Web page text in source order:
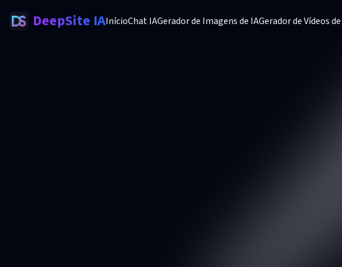
DeepSite IAInícioChat IAGerador de Imagens de IAGerador de Vídeos